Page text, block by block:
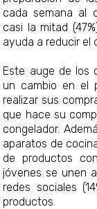
cada semana al
casi la mitad
ayuda a reducir el
Este auge de los
un cambio en el
realizar sus
que hace su
congelador.
aparatos de
de productos
jóvenes se unen
redes sociales
productos.